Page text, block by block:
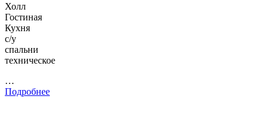
Холл
Гостиная
Кухня
с/у
спальни
техническое
…
Подробнее